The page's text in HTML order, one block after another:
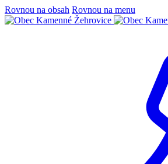
Rovnou na obsah Rovnou na menu